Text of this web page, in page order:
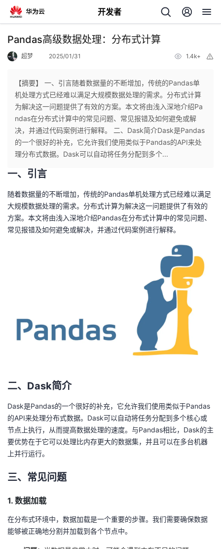
开发者
返
个
人
页
我
开
发
客
论
的
我
播
活
动
的
关
注
我
的
开
发
者
学
我
的
Programs
我
的
支
持
Pandas高级数据处理：分布式计算
超梦 2025/01/31 1.4k+
【摘要】 一、引言随着数据量的不断增加，传统的Pandas单
机处理方式已经难以满足大规模数据处理的需求。分布式计算
为解决这一问题提供了有效的方案。本文将由浅入深地介绍Pa
ndas在分布式计算中的常见问题、常见报错及如何避免或解
决，并通过代码案例进行解释。 二、Dask简介Dask是Pandas
的一个很好的补充，它允许我们使用类似于Pandas的API来处
理分布式数据。Dask可以自动将任务分配到多个...
一、引言
随着数据量的不断增加，传统的Pandas单机处理方式已经难以满足
大规模数据处理的需求。分布式计算为解决这一问题提供了有效的
方案。本文将由浅入深地介绍Pandas在分布式计算中的常见问题、
常见报错及如何避免或解决，并通过代码案例进行解释。
二、Dask简介
Dask是Pandas的一个很好的补充，它允许我们使用类似于Pandas
的API来处理分布式数据。Dask可以自动将任务分配到多个核心或
节点上执行，从而提高数据处理的速度。与Pandas相比，Dask的主
要优势在于它可以处理比内存更大的数据集，并且可以在多台机器
上并行运行。
三、常见问题
1. 数据加载
在分布式环境中，数据加载是一个重要的步骤。我们需要确保数据
能够被正确地分割并加载到各个节点中。